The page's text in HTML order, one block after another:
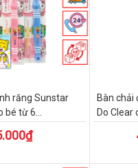
răng Sunstar
bé từ 6...
Bàn chải
Do Clear